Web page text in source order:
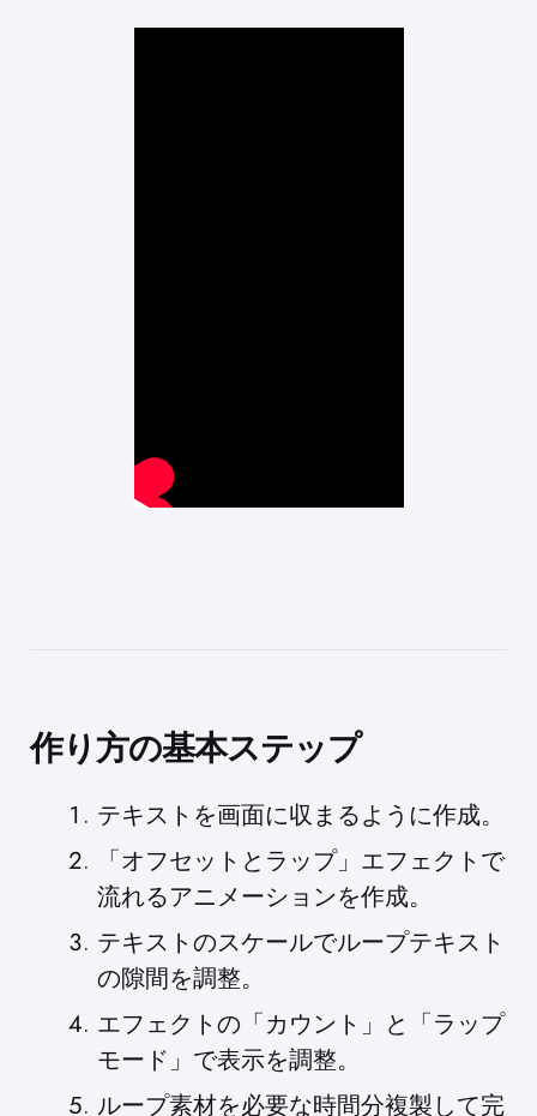
作り方の基本ステップ
テキストを画面に収まるように作成。
「オフセットとラップ」エフェクトで
流れるアニメーションを作成。
テキストのスケールでループテキスト
の隙間を調整。
エフェクトの「カウント」と「ラップ
モード」で表示を調整。
ループ素材を必要な時間分複製して完